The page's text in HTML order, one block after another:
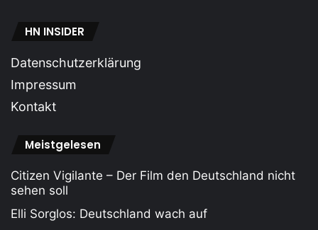
HN INSIDER
Datenschutzerklärung
Impressum
Kontakt
Meistgelesen
Citizen Vigilante – Der Film den Deutschland nicht
sehen soll
Elli Sorglos: Deutschland wach auf